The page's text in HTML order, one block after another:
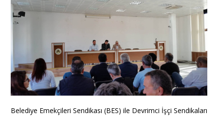
Belediye Emekçileri Sendikası (BES) ile Devrimci İşçi Sendikaları